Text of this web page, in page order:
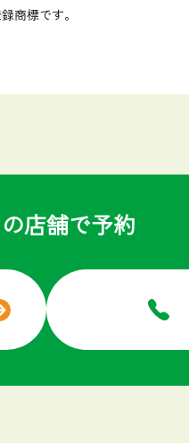
商標です。
店舗で予約